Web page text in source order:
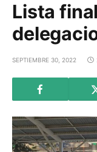
Lista
SEPTIEMBRE 30, 2022